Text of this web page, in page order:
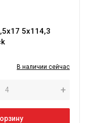
5х114,3
В наличии сейчас
+